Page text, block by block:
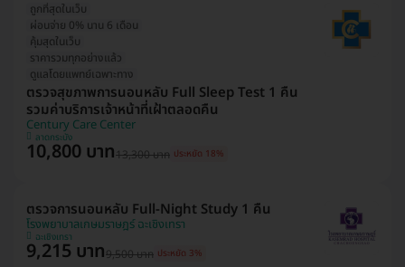
ถูกที่สุดในเว็บ
ผ่อนจ่าย 0% นาน 6 เดือน
คุ้มสุดในเว็บ
ราคารวมทุกอย่างแล้ว
ดูแลโดยแพทย์เฉพาะทาง
ตรวจสุขภาพการนอนหลับ Full Sleep Test 1 คืน
รวมค่าบริการเจ้าหน้าที่เฝ้าตลอดคืน
Century Care Center
ลาดกระบัง
10,800 บาท13,300 บาท ประหยัด 18%
ตรวจการนอนหลับ Full-Night Study 1 คืน
โรงพยาบาลเกษมราษฎร์ ฉะเชิงเทรา
ฉะเชิงเทรา
9,215 บาท9,500 บาท ประหยัด 3%